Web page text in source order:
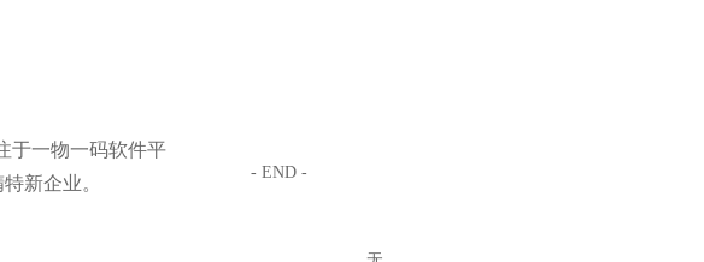
于一物一码软件平
新企业。
- END -